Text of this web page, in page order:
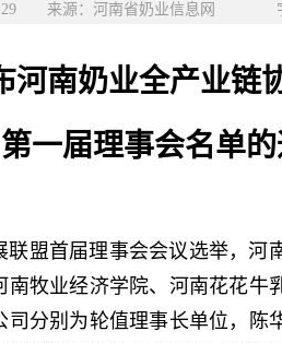
29 来源：河南省奶业信息网
河南奶业全产业链
第一届理事会名单的
盟首届理事会会议选举，河
牧业经济学院、河南花花牛
司分别为轮值理事长单位，